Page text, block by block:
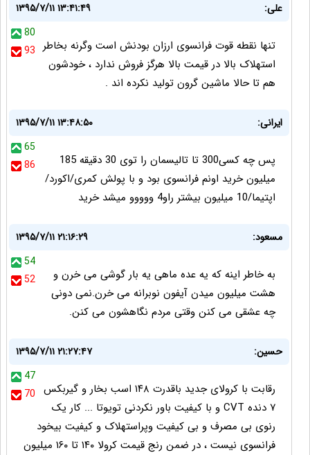
علی:
۱۳۹۵/۷/۱۱ ۱۳:۴۱:۴۹
80
93 تنها نقطه قوت فرانسوی ارزان بودنش است وگرنه بخاطر
استهلاک بالا در قیمت بالا هرگز فروش ندارد ، خودشون
هم تا حالا ماشین گرون تولید نکرده اند .
ایرانی:
۱۳۹۵/۷/۱۱ ۱۳:۴۸:۵۰
65
86
پس چه کسی300 تا تالیسمان را توی 30 دقیقه 185
میلیون خرید اونم فرانسوی بود و با پولش کمری/اکورد/
اپتیما/10 میلیون بیشتر راو4 ووووو میشد خرید
مسعود:
۱۳۹۵/۷/۱۱ ۲۱:۱۶:۲۹
54
52
به خاطر اینه که یه عده ماهی یه بار گوشی می خرن و
هشت میلیون میدن آیفون نوبرانه می خرن.نمی دونی
چه عشقی می کنن وقتی مردم نگاهشون می کنن.
حسین:
۱۳۹۵/۷/۱۱ ۲۱:۲۷:۴۷
47
70 رقابت با کرولای جدید باقدرت ۱۴۸ اسب بخار و گیربکس
۷ دنده CVT و با کیفیت باور نکردنی تویوتا ... کار یک
رنوی بی مصرف و بی کیفیت وپراستهلاک و کیفیت بیخود
فرانسوی نیست ، در ضمن رنج قیمت کرولا ۱۴۰ تا ۱۶۰ میلیون